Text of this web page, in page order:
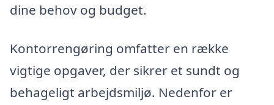
dine behov og budget.
Kontorrengøring omfatter en række
vigtige opgaver, der sikrer et sundt og
behageligt arbejdsmiljø. Nedenfor er